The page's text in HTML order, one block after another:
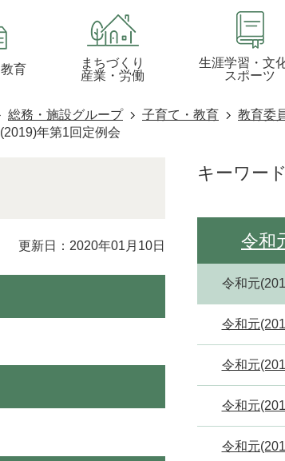
育
まちづくり
産業・労働
生涯学習・文
スポーツ
総務・施設グループ 子育て・教育
教育委
年第1回定例会
更新日：2020年01月10日
キーワー
令和
令和元
令和元
令和元
令和元
令和元